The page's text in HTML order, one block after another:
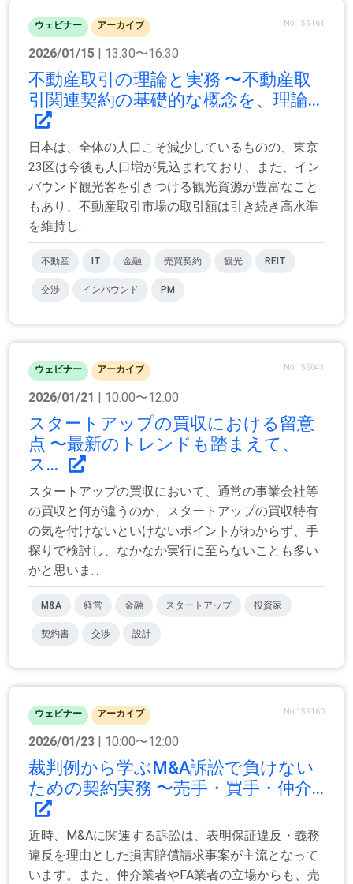
ウェビナー アーカイブ No.155164
2026/01/15 | 13:30〜16:30
不動産取引の理論と実務 〜不動産取
引関連契約の基礎的な概念を、理論...
日本は、全体の人口こそ減少しているものの、東京
23区は今後も人口増が見込まれており、また、イン
バウンド観光客を引きつける観光資源が豊富なこと
もあり、不動産取引市場の取引額は引き続き高水準
を維持し...
不動産 IT 金融 売買契約 観光 REIT
交渉 インバウンド PM
ウェビナー アーカイブ No.155043
2026/01/21 | 10:00〜12:00
スタートアップの買収における留意
点 〜最新のトレンドも踏まえて、
ス...
スタートアップの買収において、通常の事業会社等
の買収と何が違うのか、スタートアップの買収特有
の気を付けないといけないポイントがわからず、手
探りで検討し、なかなか実行に至らないことも多い
かと思いま...
M&A 経営 金融 スタートアップ 投資家
契約書 交渉 設計
ウェビナー アーカイブ No.155160
2026/01/23 | 10:00〜12:00
裁判例から学ぶM&A訴訟で負けない
ための契約実務 〜売手・買手・仲介...
近時、M&Aに関連する訴訟は、表明保証違反・義務
違反を理由とした損害賠償請求事案が主流となって
います。また、仲介業者やFA業者の立場からも、売